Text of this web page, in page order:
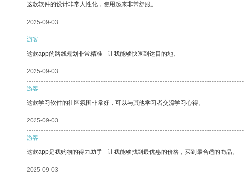
这款软件的设计非常人性化，使用起来非常舒服。
2025-09-03
游客
这款app的路线规划非常精准，让我能够快速到达目的地。
2025-09-03
游客
这款学习软件的社区氛围非常好，可以与其他学习者交流学习心得。
2025-09-03
游客
这款app是我购物的得力助手，让我能够找到最优惠的价格，买到最合适的商品。
2025-09-03